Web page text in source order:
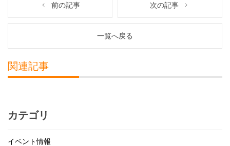
前の記事 次の記事
一覧へ戻る
関連記事
カテゴリ
イベント情報